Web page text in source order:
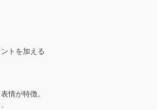
トを加える
情が特徴。